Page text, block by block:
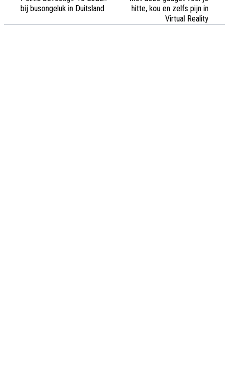
bij busongeluk in Duitsland
hitte, kou en zelfs pijn in
Virtual Reality